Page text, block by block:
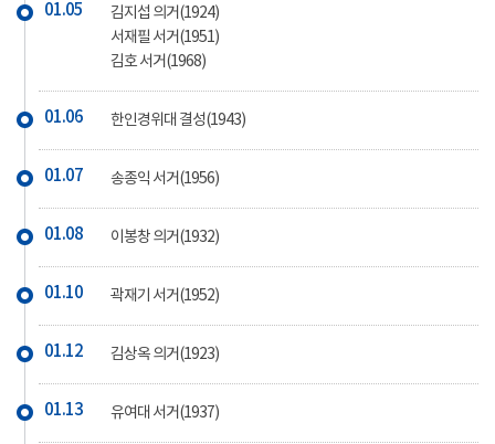
01.05
김지섭 의거(1924)
서재필 서거(1951)
김호 서거(1968)
01.06 한인경위대 결성(1943)
01.07 송종익 서거(1956)
01.08 이봉창 의거(1932)
01.10 곽재기 서거(1952)
01.12 김상옥 의거(1923)
01.13 유여대 서거(1937)